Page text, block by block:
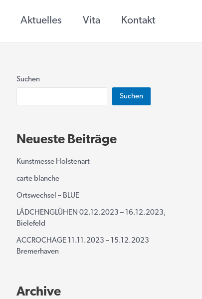
Aktuelles Vita Kontakt
Suchen
Suchen
Neueste Beiträge
Kunstmesse Holstenart
carte blanche
Ortswechsel – BLUE
LÄDCHENGLÜHEN 02.12.2023 – 16.12.2023,
Bielefeld
ACCROCHAGE 11.11.2023 – 15.12.2023
Bremerhaven
Archive